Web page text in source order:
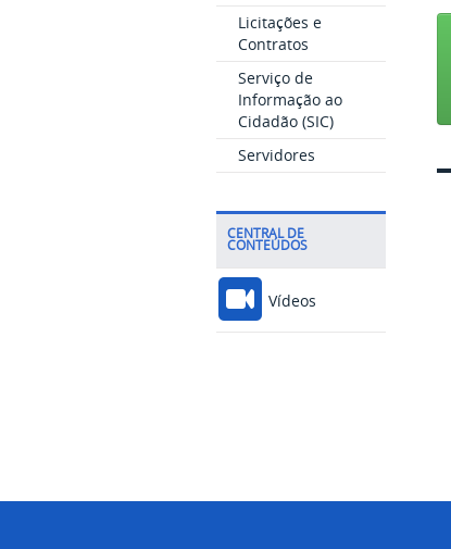
Licitações e
Contratos
Serviço de
Informação ao
Cidadão (SIC)
Servidores
CENTRAL DE
CONTEÚDOS
Vídeos